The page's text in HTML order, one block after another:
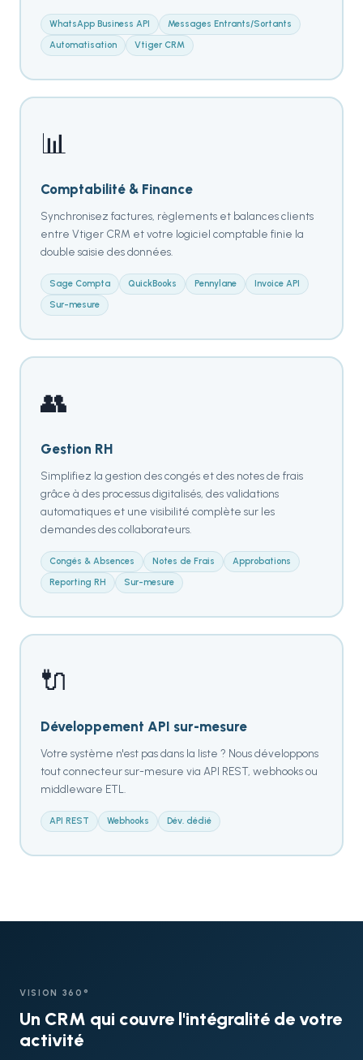
WhatsApp Business API
Messages Entrants/Sortants
Automatisation
Vtiger CRM
📊
Comptabilité & Finance
Synchronisez factures, règlements et balances clients
entre Vtiger CRM et votre logiciel comptable finie la
double saisie des données.
Sage Compta QuickBooks Pennylane
Invoice API
Sur-mesure
👥
Gestion RH
Simplifiez la gestion des congés et des notes de frais
grâce à des processus digitalisés, des validations
automatiques et une visibilité complète sur les
demandes des collaborateurs.
Congés & Absences Notes de Frais
Approbations
Reporting RH
Sur-mesure
🔌
Développement API sur-mesure
Votre système n'est pas dans la liste ? Nous développons
tout connecteur sur-mesure via API REST, webhooks ou
middleware ETL.
API REST Webhooks Dév. dédié
VISION 360°
Un CRM qui couvre l'intégralité de votre
activité